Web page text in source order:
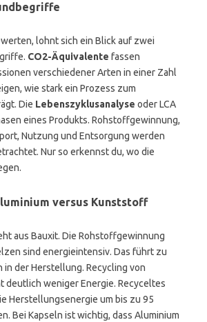
lohnt sich ein Blick auf zwei
CO2-Äquivalente fassen
verschiedener Arten in einer Zahl
wie stark ein Prozess zum
Die Lebenszyklusanalyse oder LCA
eines Produkts. Rohstoffgewinnung,
Nutzung und Entsorgung werden
Nur so erkennst du, wo die
versus Kunststoff
aus Bauxit. Die Rohstoffgewinnung
sind energieintensiv. Das führt zu
in der Herstellung. Recycling von
deutlich weniger Energie. Recyceltes
Herstellungsenergie um bis zu 95
Bei Kapseln ist wichtig, dass Aluminium